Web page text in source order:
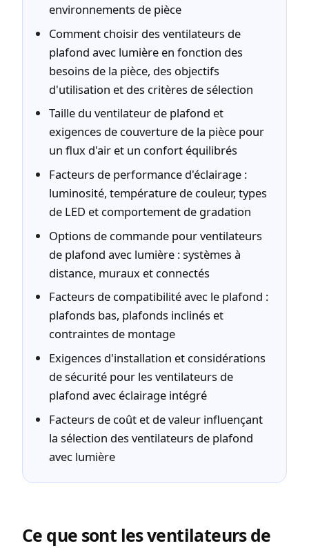
environnements de pièce
Comment choisir des ventilateurs de
plafond avec lumière en fonction des
besoins de la pièce, des objectifs
d'utilisation et des critères de sélection
Taille du ventilateur de plafond et
exigences de couverture de la pièce pour
un flux d'air et un confort équilibrés
Facteurs de performance d'éclairage :
luminosité, température de couleur, types
de LED et comportement de gradation
Options de commande pour ventilateurs
de plafond avec lumière : systèmes à
distance, muraux et connectés
Facteurs de compatibilité avec le plafond :
plafonds bas, plafonds inclinés et
contraintes de montage
Exigences d'installation et considérations
de sécurité pour les ventilateurs de
plafond avec éclairage intégré
Facteurs de coût et de valeur influençant
la sélection des ventilateurs de plafond
avec lumière
Ce que sont les ventilateurs de